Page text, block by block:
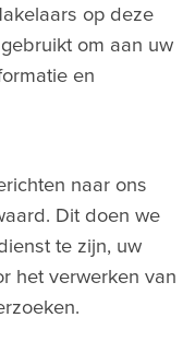
op deze
om aan uw
en
naar ons
Dit doen we
te zijn, uw
het verwerken van